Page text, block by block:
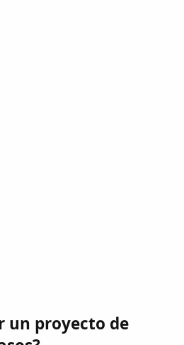
un proyecto de